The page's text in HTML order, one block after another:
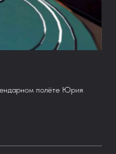
полёте Юрия